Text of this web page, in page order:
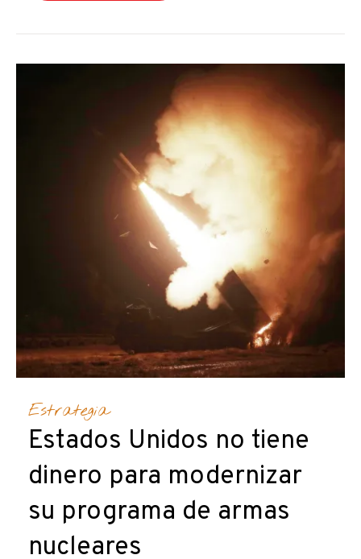
Estrategia
Estados Unidos no tiene
dinero para modernizar
su programa de armas
nucleares